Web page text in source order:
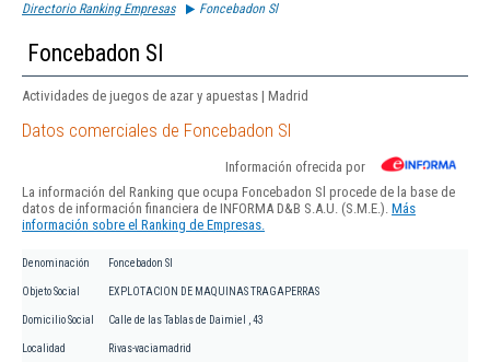
Directorio Ranking Empresas Foncebadon Sl
Foncebadon Sl
Actividades de juegos de azar y apuestas | Madrid
Datos comerciales de Foncebadon Sl
Información ofrecida por
La información del Ranking que ocupa Foncebadon Sl procede de la base de
datos de información financiera de INFORMA D&B S.A.U. (S.M.E.). Más
información sobre el Ranking de Empresas.
Denominación Foncebadon Sl
Objeto Social EXPLOTACION DE MAQUINAS TRAGAPERRAS
Domicilio Social Calle de las Tablas de Daimiel , 43
Localidad Rivas-vaciamadrid